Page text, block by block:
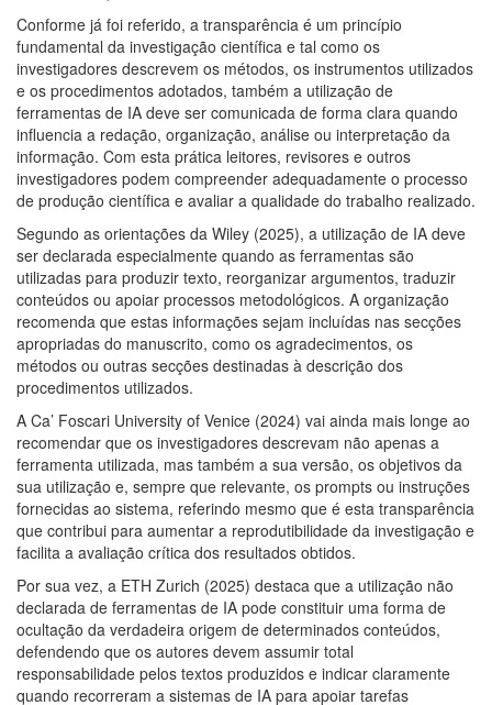
Conforme já foi referido, a transparência é um princípio
fundamental da investigação científica e tal como os
investigadores descrevem os métodos, os instrumentos utilizados
e os procedimentos adotados, também a utilização de
ferramentas de IA deve ser comunicada de forma clara quando
influencia a redação, organização, análise ou interpretação da
informação. Com esta prática leitores, revisores e outros
investigadores podem compreender adequadamente o processo
de produção científica e avaliar a qualidade do trabalho realizado.
Segundo as orientações da Wiley (2025), a utilização de IA deve
ser declarada especialmente quando as ferramentas são
utilizadas para produzir texto, reorganizar argumentos, traduzir
conteúdos ou apoiar processos metodológicos. A organização
recomenda que estas informações sejam incluídas nas secções
apropriadas do manuscrito, como os agradecimentos, os
métodos ou outras secções destinadas à descrição dos
procedimentos utilizados.
A Ca’ Foscari University of Venice (2024) vai ainda mais longe ao
recomendar que os investigadores descrevam não apenas a
ferramenta utilizada, mas também a sua versão, os objetivos da
sua utilização e, sempre que relevante, os prompts ou instruções
fornecidas ao sistema, referindo mesmo que é esta transparência
que contribui para aumentar a reprodutibilidade da investigação e
facilita a avaliação crítica dos resultados obtidos.
Por sua vez, a ETH Zurich (2025) destaca que a utilização não
declarada de ferramentas de IA pode constituir uma forma de
ocultação da verdadeira origem de determinados conteúdos,
defendendo que os autores devem assumir total
responsabilidade pelos textos produzidos e indicar claramente
quando recorreram a sistemas de IA para apoiar tarefas